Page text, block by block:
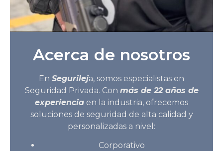
Acerca de nosotros
En Segurileja, somos especialistas en
Seguridad Privada. Con más de 22 años de
experiencia en la industria, ofrecemos
soluciones de seguridad de alta calidad y
personalizadas a nivel:
Corporativo